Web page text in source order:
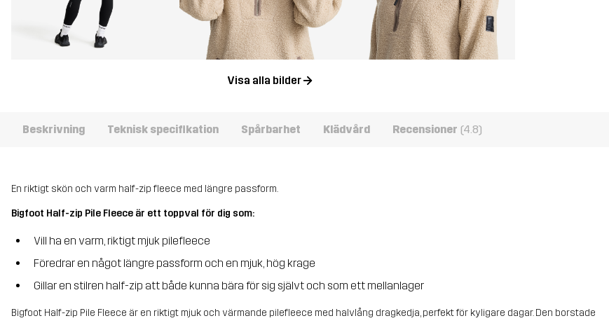
Visa alla bilder
Beskrivning Teknisk specifikation Spårbarhet Klädvård Recensioner (4.8)
En riktigt skön och varm half-zip fleece med längre passform.
Bigfoot Half-zip Pile Fleece är ett toppval för dig som:
Vill ha en varm, riktigt mjuk pilefleece
Föredrar en något längre passform och en mjuk, hög krage
Gillar en stilren half-zip att både kunna bära för sig självt och som ett mellanlager
Bigfoot Half-zip Pile Fleece är en riktigt mjuk och värmande pilefleece med halvlång dragkedja, perfekt för kyligare dagar. Den borstade